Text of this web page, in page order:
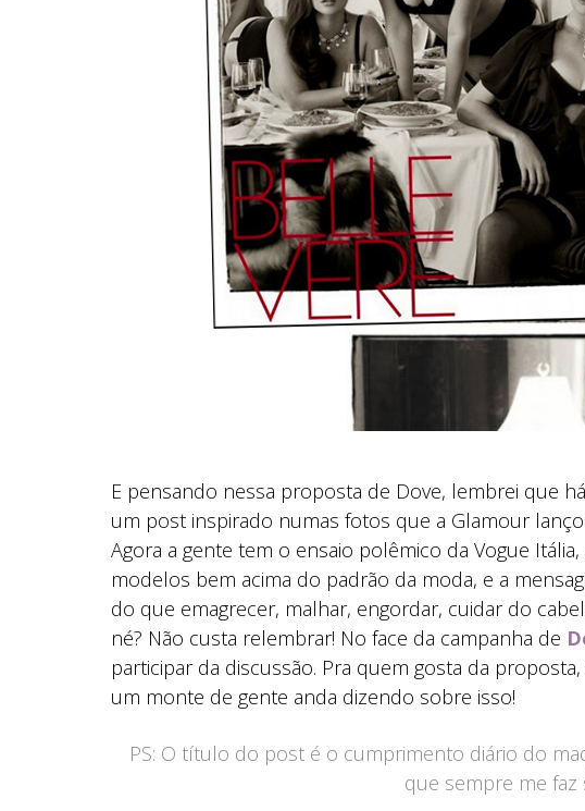
E pensando nessa proposta de Dove, lembrei que
um post inspirado numas fotos que a Glamour
Agora a gente tem o ensaio polêmico da Vogue
modelos bem acima do padrão da moda, e a
do que emagrecer, malhar, engordar, cuidar do
né? Não custa relembrar! No face da campanha de
participar da discussão. Pra quem gosta da
um monte de gente anda dizendo sobre isso!
PS: O título do post é o cumprimento diário do
que sempre me faz